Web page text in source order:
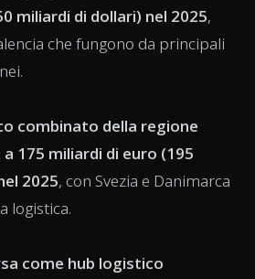
miliardi di dollari) nel 2025,
che fungono da principali
combinato della regione
175 miliardi di euro (195
2025, con Svezia e Danimarca
logistica.
come hub logistico